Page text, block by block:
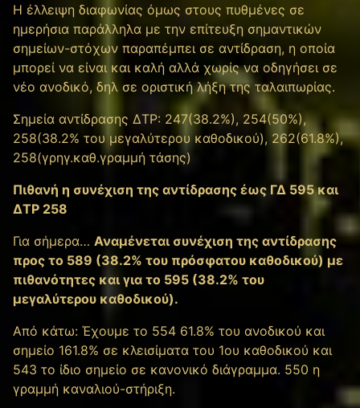
Η έλλειψη διαφωνίας όμως στους πυθμένες σε
ημερήσια παράλληλα με την επίτευξη σημαντικών
σημείων-στόχων παραπέμπει σε αντίδραση, η οποία
μπορεί να είναι και καλή αλλά χωρίς να οδηγήσει σε
νέο ανοδικό, δηλ σε οριστική λήξη της ταλαιπωρίας.
Σημεία αντίδρασης ΔΤΡ: 247(38.2%), 254(50%),
258(38.2% του μεγαλύτερου καθοδικού), 262(61.8%),
258(γρηγ.καθ.γραμμή τάσης)
Πιθανή η συνέχιση της αντίδρασης έως ΓΔ 595 και
ΔΤΡ 258
Για σήμερα… Αναμένεται συνέχιση της αντίδρασης
προς το 589 (38.2% του πρόσφατου καθοδικού) με
πιθανότητες και για το 595 (38.2% του
μεγαλύτερου καθοδικού).
Από κάτω: Έχουμε το 554 61.8% του ανοδικού και
σημείο 161.8% σε κλεισίματα του 1ου καθοδικού και
543 το ίδιο σημείο σε κανονικό διάγραμμα. 550 η
γραμμή καναλιού-στήριξη.